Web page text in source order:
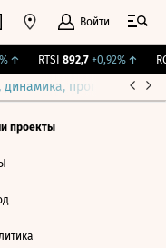
Войти
↑ RTSI 892,7 +0,92%↑
прогнозы
проекты